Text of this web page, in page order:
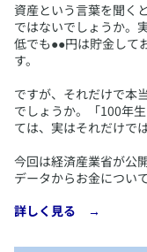
資産という言葉を聞く
ではないでしょうか。
低でも●●円は貯金して
す。
ですが、それだけで本
でしょうか。「100年
ては、実はそれだけで
今回は経済産業省が公
データからお金につい
​詳しく見る →